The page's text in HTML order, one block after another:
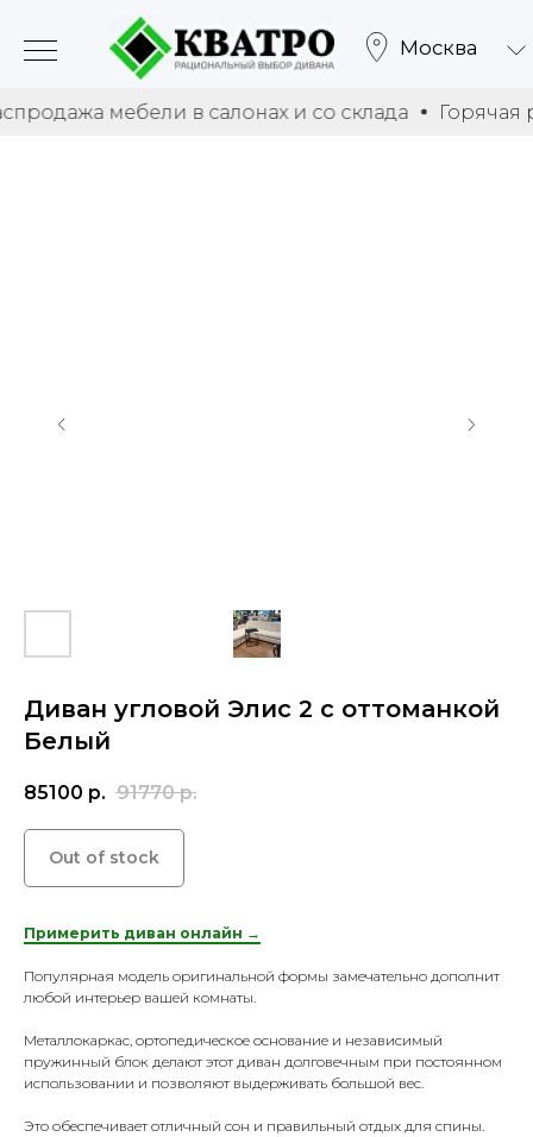
Москва
мебели в салонах и со склада Горячая
Диван угловой Элис 2 с оттоманкой
Белый
85100 р. 91770 р.
Out of stock
Примерить диван онлайн →
Популярная модель оригинальной формы замечательно дополнит
любой интерьер вашей комнаты.
Металлокаркас, ортопедическое основание и независимый
пружинный блок делают этот диван долговечным при постоянном
использовании и позволяют выдерживать большой вес.
Это обеспечивает отличный сон и правильный отдых для спины.